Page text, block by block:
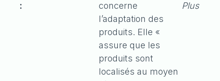
:
concerne
l’adaptation des
produits. Elle «
assure que les
produits sont
localisés au moyen
Plus